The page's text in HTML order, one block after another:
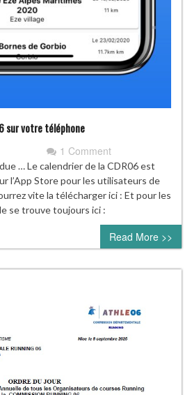
sur votre téléphone
1 Comment
… Le calendrier de la CDR06 est
l’App Store pour les utilisateurs de
vite la télécharger ici : Et pour les
se trouve toujours ici :
Read More >>